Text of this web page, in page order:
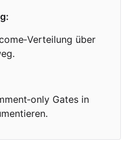
‑Verteilung über
‑only Gates in